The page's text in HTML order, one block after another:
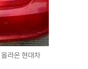
라온 현대차